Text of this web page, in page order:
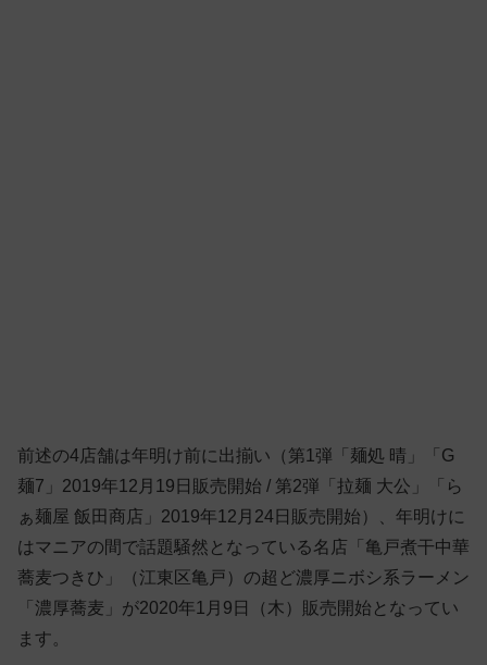
前述の4店舗は年明け前に出揃い（第1弾「麺処 晴」「G
麺7」2019年12月19日販売開始 / 第2弾「拉麺 大公」「ら
ぁ麺屋 飯田商店」2019年12月24日販売開始）、年明けに
はマニアの間で話題騒然となっている名店「亀戸煮干中華
蕎麦つきひ」（江東区亀戸）の超ど濃厚ニボシ系ラーメン
「濃厚蕎麦」が2020年1月9日（木）販売開始となってい
ます。